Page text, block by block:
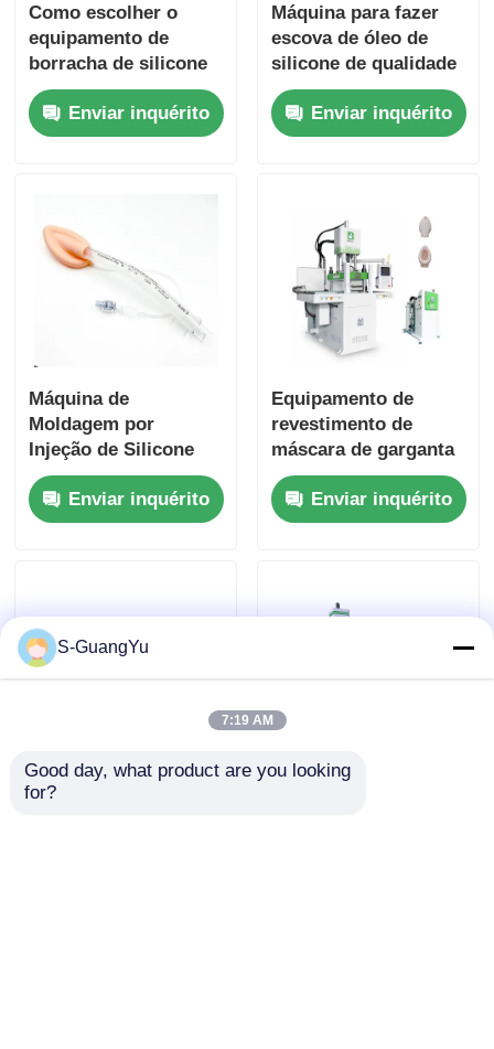
Como escolher o
equipamento de
borracha de silicone
líquido certo para sua
fábricaEnviar inquérito
Máquina para fazer
escova de óleo de
silicone de qualidade
alimentar com
tecnologia de injeção
LSR
Enviar inquérito
Máquina de
Moldagem por
Injeção de Silicone
Líquido para Máscara
Laríngea Médica com
Duas Cores,
Laríngea
Enviar inquérito
Equipamento de
revestimento de
máscara de garganta
de borracha de
silicone líquido
Equipamento de
grau médico sem
Enviar inquérito
Máquina de
Máquina de
S-GuangYu
7:19 AM
Good day, what product are you looking
for?